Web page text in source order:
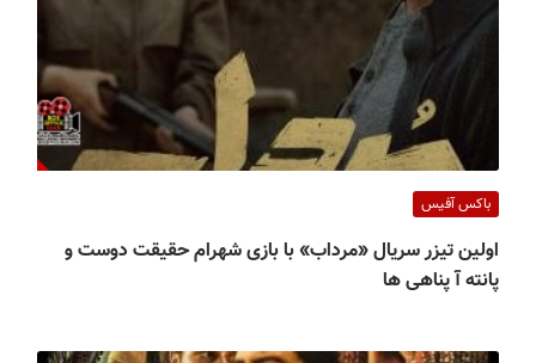
باکس آفیس
اولین تیزر سریال «مرداب» با بازی شهرام حقیقت دوست و
پانته آ پناهی ها